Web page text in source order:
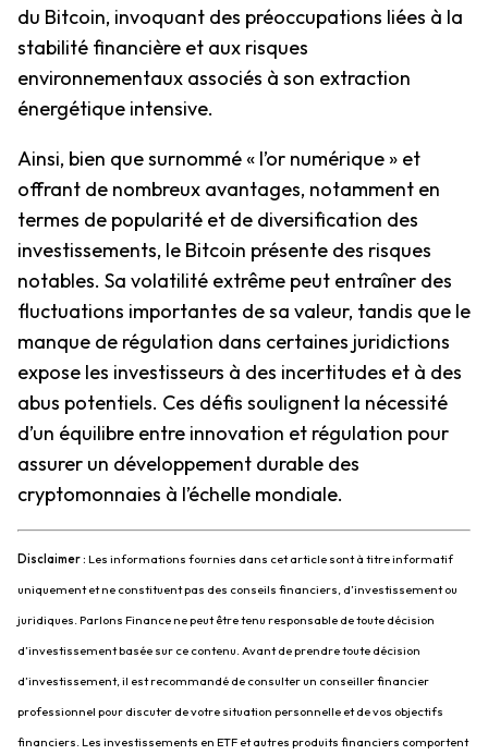
du Bitcoin, invoquant des préoccupations liées à la
stabilité financière et aux risques
environnementaux associés à son extraction
énergétique intensive.
Ainsi, bien que surnommé « l’or numérique » et
offrant de nombreux avantages, notamment en
termes de popularité et de diversification des
investissements, le Bitcoin présente des risques
notables. Sa volatilité extrême peut entraîner des
fluctuations importantes de sa valeur, tandis que le
manque de régulation dans certaines juridictions
expose les investisseurs à des incertitudes et à des
abus potentiels. Ces défis soulignent la nécessité
d’un équilibre entre innovation et régulation pour
assurer un développement durable des
cryptomonnaies à l’échelle mondiale.
Disclaimer : Les informations fournies dans cet article sont à titre informatif
uniquement et ne constituent pas des conseils financiers, d’investissement ou
juridiques. Parlons Finance ne peut être tenu responsable de toute décision
d’investissement basée sur ce contenu. Avant de prendre toute décision
d’investissement, il est recommandé de consulter un conseiller financier
professionnel pour discuter de votre situation personnelle et de vos objectifs
financiers. Les investissements en ETF et autres produits financiers comportent